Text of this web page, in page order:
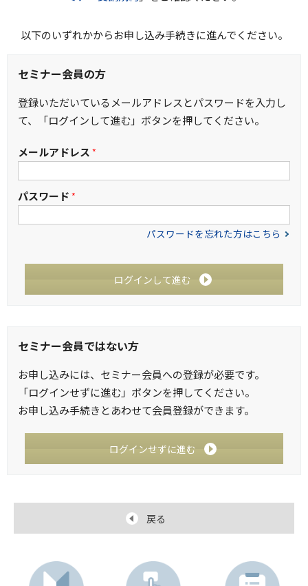
以下のいずれかからお申し込み手続きに進んでください。
セミナー会員の方
登録いただいているメールアドレスとパスワードを入力し
て、「ログインして進む」ボタンを押してください。
メールアドレス*
パスワード*
パスワードを忘れた方はこちら
ログインして進む
セミナー会員ではない方
お申し込みには、セミナー会員への登録が必要です。
「ログインせずに進む」ボタンを押してください。
お申し込み手続きとあわせて会員登録ができます。
ログインせずに進む
戻る